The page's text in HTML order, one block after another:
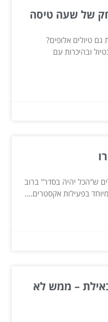
של שעה טיסה
טיולים אלופים?
ובהיכרות עם
ש"הכל יהיה בסדר" ברוב
בפעילות אקסטרים....
– ממש לא